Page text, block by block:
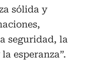
sólida y
seguridad, la
esperanza”.